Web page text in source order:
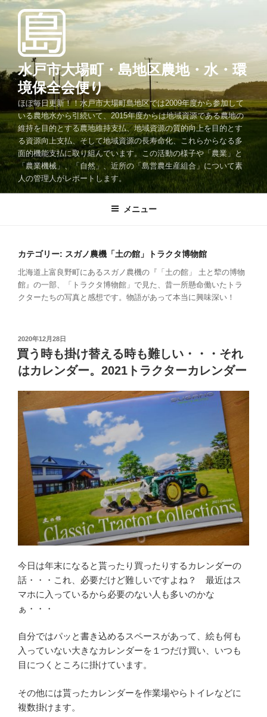
へ
ッ
プ
水戸市大場町・島地区農地・水・環
境保全会便り
ほぼ毎日更新！！水戸市大場町島地区では2009年度から参加して
いる農地水から引続いて、2015年度からは地域資源である農地の
維持を目的とする農地維持支払、地域資源の質的向上を目的とす
る資源向上支払、そして地域資源の長寿命化、これらからなる多
面的機能支払に取り組んでいます。この活動の様子や「農業」と
「農業機械」、「自然」、近所の「島営農生産組合」について素
人の管理人がレポートします。
メニュー
カテゴリー: スガノ農機「土の館」トラクタ博物館
北海道上富良野町にあるスガノ農機の『「土の館」 土と犂の博物
館』の一部、「トラクタ博物館」で見た、昔一所懸命働いたトラ
クターたちの写真と感想です。物語があって本当に興味深い！
投
稿
日:
2020年12月28日
買う時も掛け替える時も難しい・・・それ
はカレンダー。2021トラクターカレンダー
今日は年末になると貰ったり買ったりするカレンダーの
話・・・これ、必要だけど難しいですよね？ 最近はス
マホに入っているから必要のない人も多いのかな
ぁ・・・
自分ではパッと書き込めるスペースがあって、絵も何も
入っていない大きなカレンダーを１つだけ買い、いつも
目につくところに掛けています。
その他には貰ったカレンダーを作業場やらトイレなどに
複数掛けます。